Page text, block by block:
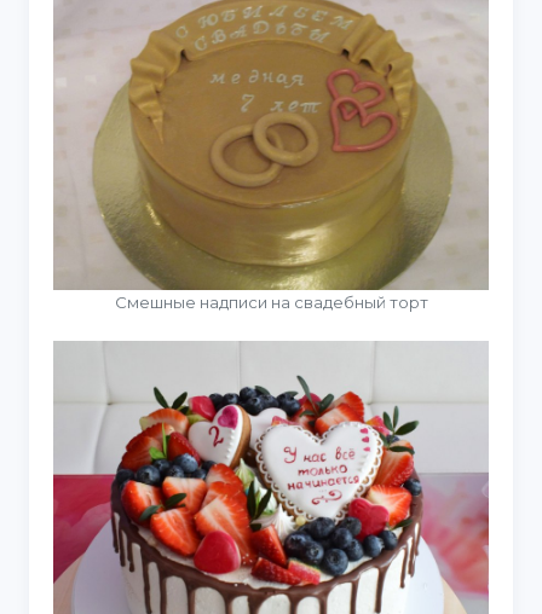
Смешные надписи на свадебный торт